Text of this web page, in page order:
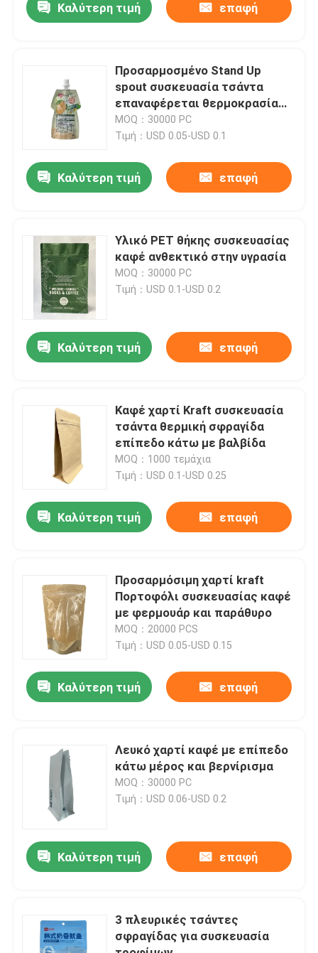
Προϊόντα
Περίπου εμείς
Γύρος εργοστασίων
Μας ελάτε σε επαφή με
Ειδήσεις
Περιπτώσεις
Θήκη συσκευασίας στομίου
Καλύτερη τιμή επαφή
Προσαρμοσμένο Stand Up
spout συσκευασία τσάντα
επαναφέρεται θερμοκρασία
121C-135C
MOQ：30000 PC
Τιμή：USD 0.05-USD 0.1
Καλύτερη τιμή επαφή
Υλικό PET θήκης συσκευασίας
καφέ ανθεκτικό στην υγρασία
MOQ：30000 PC
Τιμή：USD 0.1-USD 0.2
Καλύτερη τιμή επαφή
Καφέ χαρτί Kraft συσκευασία
τσάντα θερμική σφραγίδα
επίπεδο κάτω με βαλβίδα
MOQ：1000 τεμάχια
Τιμή：USD 0.1-USD 0.25
Καλύτερη τιμή επαφή
Προσαρμόσιμη χαρτί kraft
Πορτοφόλι συσκευασίας καφέ
με φερμουάρ και παράθυρο
MOQ：20000 PCS
Τιμή：USD 0.05-USD 0.15
Καλύτερη τιμή επαφή
Λευκό χαρτί καφέ με επίπεδο
κάτω μέρος και βερνίρισμα
MOQ：30000 PC
Τιμή：USD 0.06-USD 0.2
Καλύτερη τιμή επαφή
3 πλευρικές τσάντες
σφραγίδας για συσκευασία